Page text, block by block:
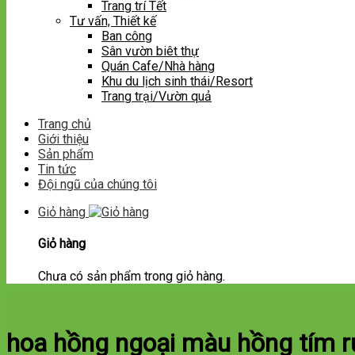
Trang trí Tết
Tư vấn, Thiết kế
Ban công
Sân vườn biêt thự
Quán Cafe/Nhà hàng
Khu du lịch sinh thái/Resort
Trang trại/Vườn quả
Trang chủ
Giới thiệu
Sản phẩm
Tin tức
Đội ngũ của chúng tôi
Giỏ hàng
Giỏ hàng
Chưa có sản phẩm trong giỏ hàng.
hoa hồng ngoại màu hồng tím